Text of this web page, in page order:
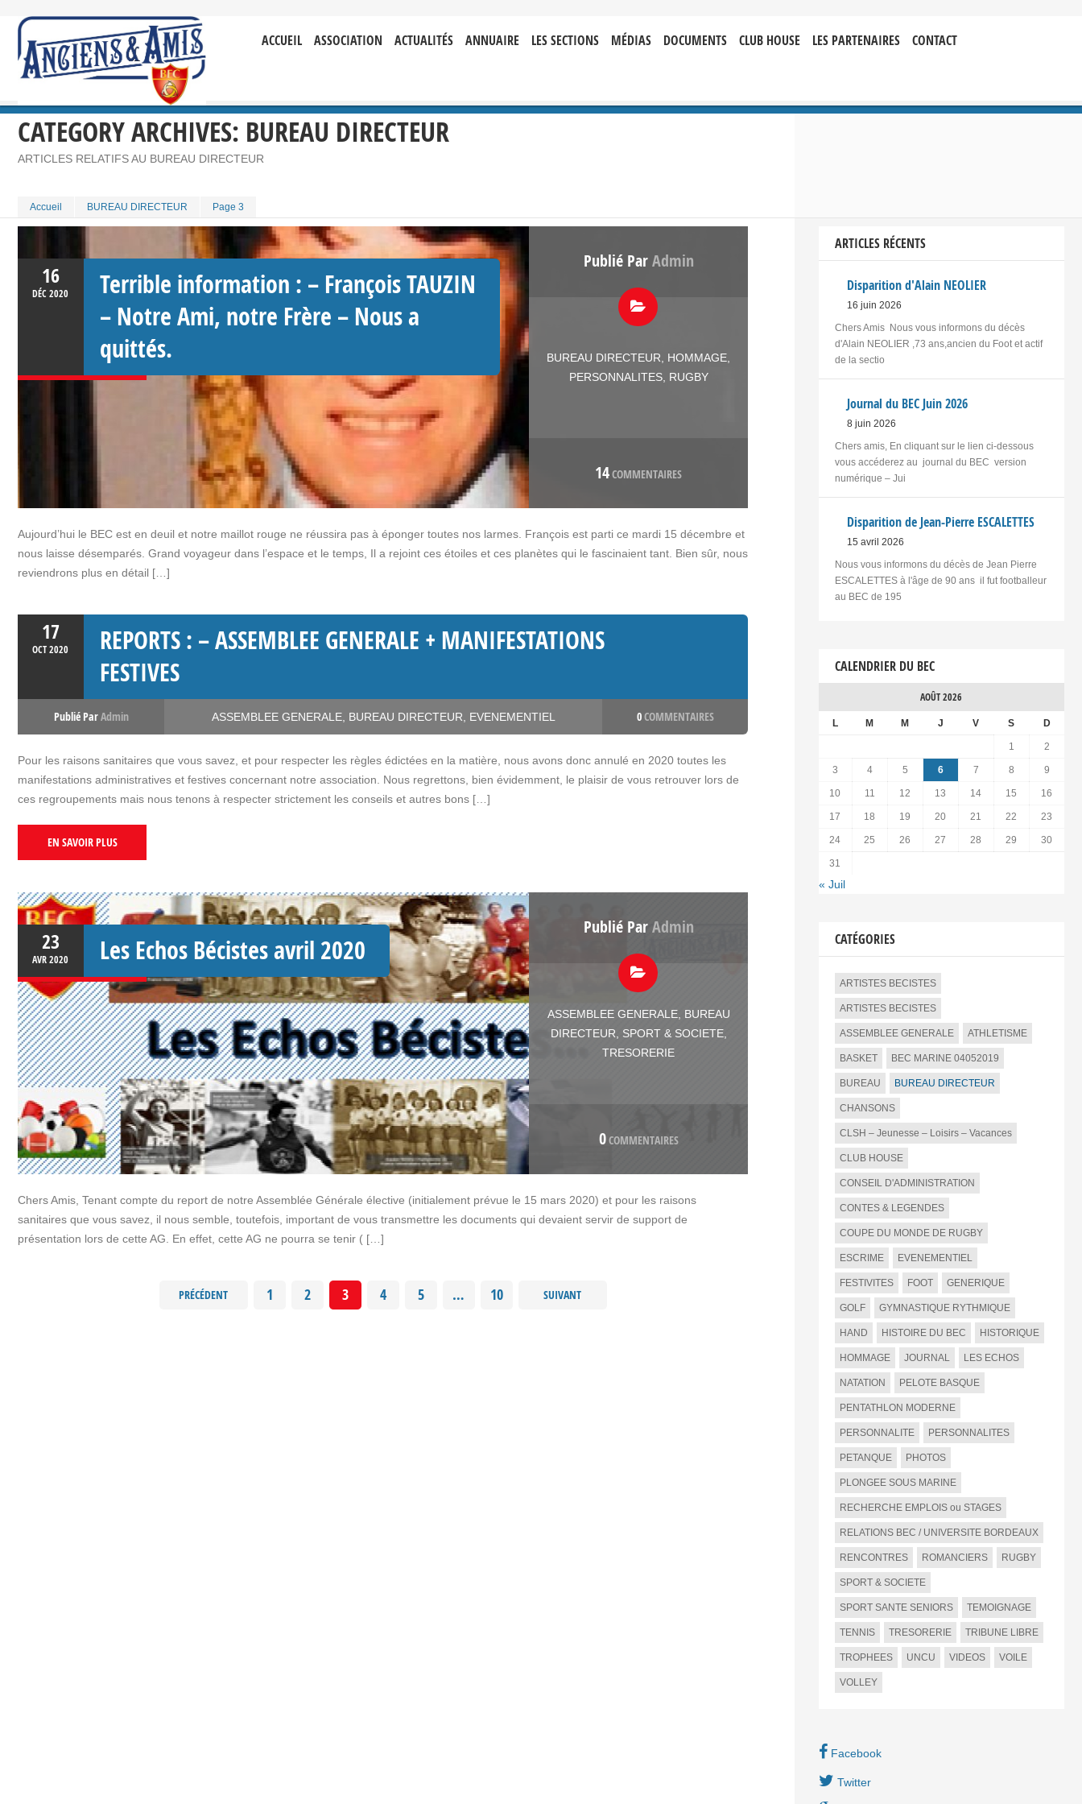
ACCUEIL ASSOCIATION ACTUALITÉS ANNUAIRE LES SECTIONS MÉDIAS DOCUMENTS CLUB HOUSE LES PARTENAIRES CONTACT
CATEGORY ARCHIVES: BUREAU DIRECTEUR
ARTICLES RELATIFS AU BUREAU DIRECTEUR
Accueil BUREAU DIRECTEUR Page 3
16
DÉC2020
Terrible information : – François TAUZIN
– Notre Ami, notre Frère – Nous a
quittés.
Publié ParAdmin
BUREAU DIRECTEUR HOMMAGE
PERSONNALITES, RUGBY
14COMMENTAIRES
Aujourd’hui le BEC est en deuil et notre maillot rouge ne réussira pas à éponger toutes nos larmes. François est parti ce mardi 15 décembre et
nous laisse désemparés. Grand voyageur dans l’espace et le temps, Il a rejoint ces étoiles et ces planètes qui le fascinaient tant. Bien sûr, nous
reviendrons plus en détail […]
17
OCT2020
REPORTS : – ASSEMBLEE GENERALE + MANIFESTATIONS
FESTIVES
Publié ParAdmin ASSEMBLEE GENERALE, BUREAU DIRECTEUR EVENEMENTIEL 0COMMENTAIRES
Pour les raisons sanitaires que vous savez, et pour respecter les règles édictées en la matière, nous avons donc annulé en 2020 toutes les
manifestations administratives et festives concernant notre association. Nous regrettons, bien évidemment, le plaisir de vous retrouver lors de
ces regroupements mais nous tenons à respecter strictement les conseils et autres bons […]
EN SAVOIR PLUS
23
AVR2020 Les Echos Bécistes avril 2020
Publié ParAdmin
ASSEMBLEE GENERALE, BUREAU
DIRECTEUR
SPORT & SOCIETE,
TRESORERIE
0COMMENTAIRES
Chers Amis, Tenant compte du report de notre Assemblée Générale élective (initialement prévue le 15 mars 2020) et pour les raisons
sanitaires que vous savez, il nous semble, toutefois, important de vous transmettre les documents qui devaient servir de support de
présentation lors de cette AG. En effet, cette AG ne pourra se tenir ( […]
PRÉCÉDENT 1 2 3 4 5 … 10 SUIVANT
ARTICLES RÉCENTS
Disparition d'Alain NEOLIER
16 juin 2026
Chers Amis Nous vous informons du décès
d'Alain NEOLIER ,73 ans,ancien du Foot et actif
de la sectio
Journal du BEC Juin 2026
8 juin 2026
Chers amis, En cliquant sur le lien ci-dessous
vous accéderez au journal du BEC version
numérique – Jui
Disparition de Jean-Pierre ESCALETTES
15 avril 2026
Nous vous informons du décès de Jean Pierre
ESCALETTES à l'âge de 90 ans il fut footballeur
au BEC de 195
CALENDRIER DU BEC
AOÛT 2026
L M M J V S D
1 2
3 4 5 6 7 8 9
10 11 12 13 14 15 16
17 18 19 20 21 22 23
24 25 26 27 28 29 30
31
« Juil
CATÉGORIES
ARTISTES BECISTES
ARTISTES BECISTES
ASSEMBLEE GENERALE ATHLETISME
BASKET BEC MARINE 04052019
BUREAU BUREAU DIRECTEUR
CHANSONS
CLSH – Jeunesse – Loisirs – Vacances
CLUB HOUSE
CONSEIL D'ADMINISTRATION
CONTES & LEGENDES
COUPE DU MONDE DE RUGBY
ESCRIME EVENEMENTIEL
FESTIVITES FOOT GENERIQUE
GOLF GYMNASTIQUE RYTHMIQUE
HAND HISTOIRE DU BEC HISTORIQUE
HOMMAGE JOURNAL LES ECHOS
NATATION PELOTE BASQUE
PENTATHLON MODERNE
PERSONNALITE PERSONNALITES
PETANQUE PHOTOS
PLONGEE SOUS MARINE
RECHERCHE EMPLOIS ou STAGES
RELATIONS BEC / UNIVERSITE BORDEAUX
RENCONTRES ROMANCIERS RUGBY
SPORT & SOCIETE
SPORT SANTE SENIORS TEMOIGNAGE
TENNIS TRESORERIE TRIBUNE LIBRE
TROPHEES UNCU VIDEOS VOILE
VOLLEY
Facebook
Twitter